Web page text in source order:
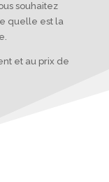
souhaitez
quelle est la
et au prix de